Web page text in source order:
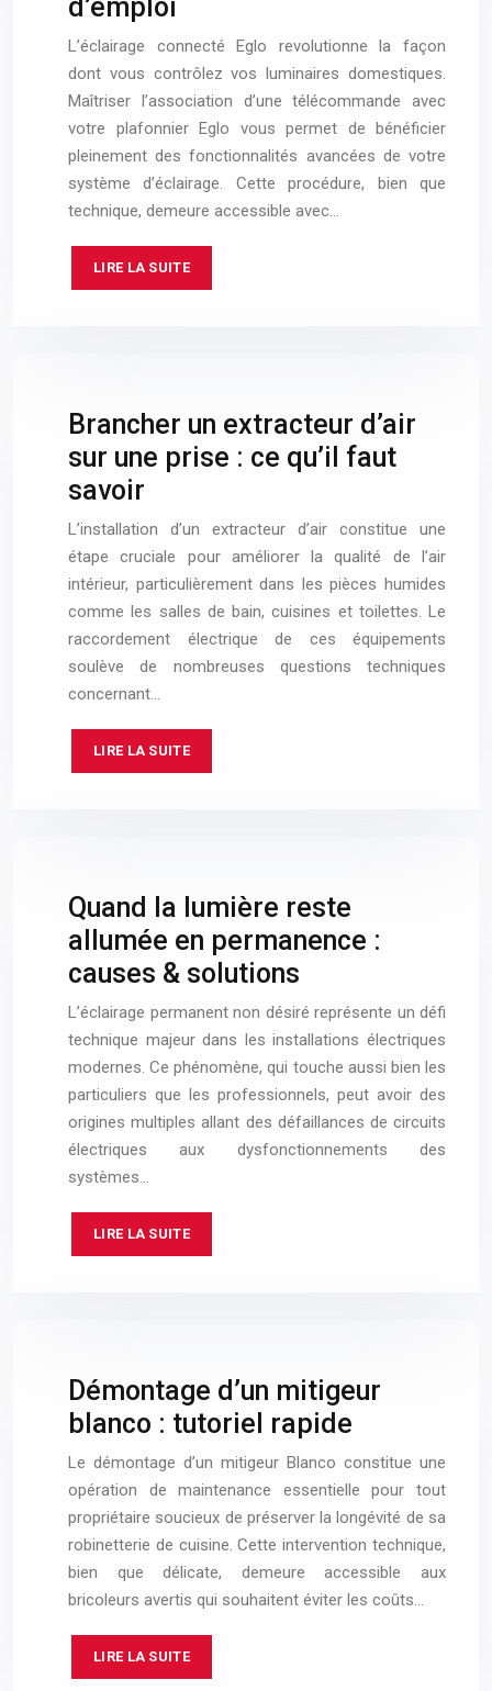
d’emploi
L’éclairage connecté Eglo revolutionne la façon
dont vous contrôlez vos luminaires domestiques.
Maîtriser l’association d’une télécommande avec
votre plafonnier Eglo vous permet de bénéficier
pleinement des fonctionnalités avancées de votre
système d’éclairage. Cette procédure, bien que
technique, demeure accessible avec…
LIRE LA SUITE
Brancher un extracteur d’air
sur une prise : ce qu’il faut
savoir
L’installation d’un extracteur d’air constitue une
étape cruciale pour améliorer la qualité de l’air
intérieur, particulièrement dans les pièces humides
comme les salles de bain, cuisines et toilettes. Le
raccordement électrique de ces équipements
soulève de nombreuses questions techniques
concernant…
LIRE LA SUITE
Quand la lumière reste
allumée en permanence :
causes & solutions
L’éclairage permanent non désiré représente un défi
technique majeur dans les installations électriques
modernes. Ce phénomène, qui touche aussi bien les
particuliers que les professionnels, peut avoir des
origines multiples allant des défaillances de circuits
électriques aux dysfonctionnements des
systèmes…
LIRE LA SUITE
Démontage d’un mitigeur
blanco : tutoriel rapide
Le démontage d’un mitigeur Blanco constitue une
opération de maintenance essentielle pour tout
propriétaire soucieux de préserver la longévité de sa
robinetterie de cuisine. Cette intervention technique,
bien que délicate, demeure accessible aux
bricoleurs avertis qui souhaitent éviter les coûts…
LIRE LA SUITE